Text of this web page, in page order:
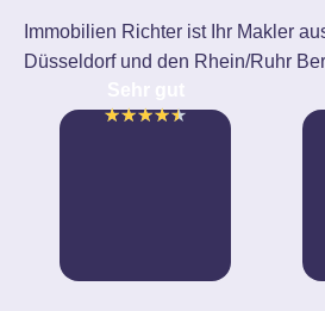
Immobilien Richter ist Ihr Makler
Düsseldorf und den Rhein/Ruhr
★★★★★